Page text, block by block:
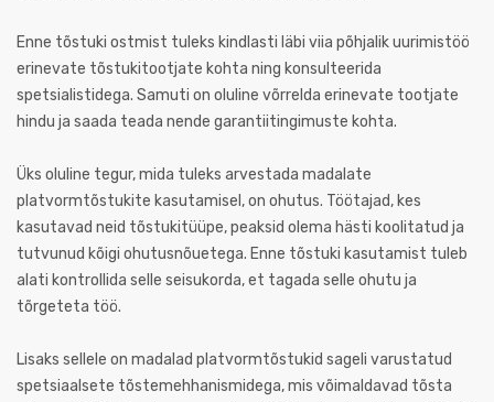
Enne tõstuki ostmist tuleks kindlasti läbi viia põhjalik uurimistöö
erinevate tõstukitootjate kohta ning konsulteerida
spetsialistidega. Samuti on oluline võrrelda erinevate tootjate
hindu ja saada teada nende garantiitingimuste kohta.
Üks oluline tegur, mida tuleks arvestada madalate
platvormtõstukite kasutamisel, on ohutus. Töötajad, kes
kasutavad neid tõstukitüüpe, peaksid olema hästi koolitatud ja
tutvunud kõigi ohutusnõuetega. Enne tõstuki kasutamist tuleb
alati kontrollida selle seisukorda, et tagada selle ohutu ja
tõrgeteta töö.
Lisaks sellele on madalad platvormtõstukid sageli varustatud
spetsiaalsete tõstemehhanismidega, mis võimaldavad tõsta